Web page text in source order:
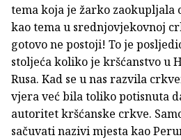
tema koja je žarko zaokupljala
kao tema u srednjovjekovnoj
gotovo ne postoji! To je
stoljeća koliko je kršćanstvo u
Rusa. Kad se u nas razvila
vjera već bila toliko potisnuta
autoritet kršćanske crkve.
sačuvati nazivi mjesta kao